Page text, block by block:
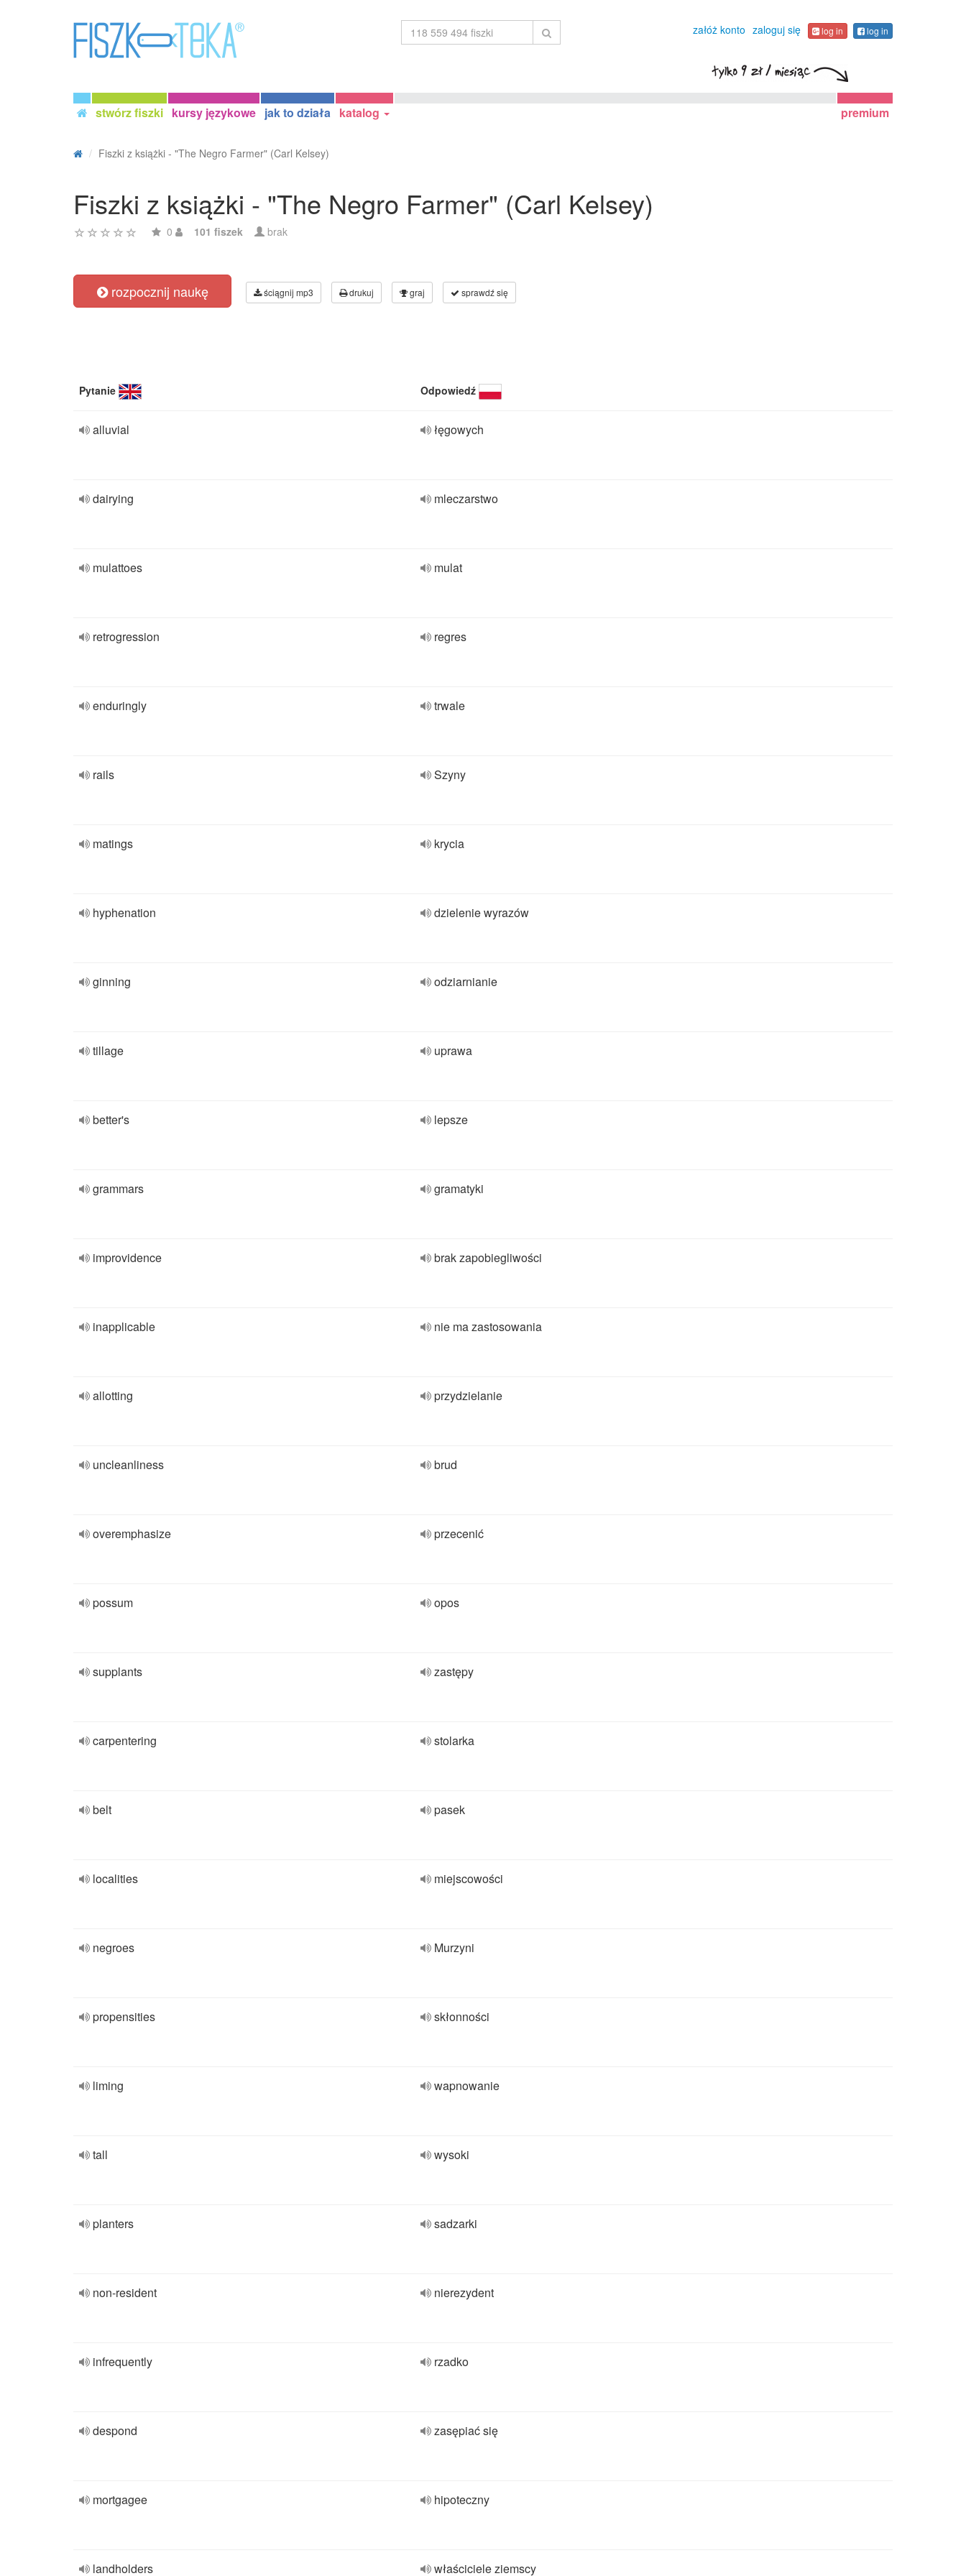
załóż konto zaloguj się log in log in
stwórz fiszki kursy językowe jak to działa katalog premium
Fiszki z książki - "The Negro Farmer" (Carl Kelsey)
Fiszki z książki - "The Negro Farmer" (Carl Kelsey)
0 101 fiszek brak
rozpocznij naukę ściągnij mp3 drukuj graj sprawdź się
Pytanie Odpowiedź
alluvial łęgowych
dairying mleczarstwo
mulattoes mulat
retrogression regres
enduringly trwale
rails Szyny
matings krycia
hyphenation dzielenie wyrazów
ginning odziarnianie
tillage uprawa
better's lepsze
grammars gramatyki
improvidence brak zapobiegliwości
inapplicable nie ma zastosowania
allotting przydzielanie
uncleanliness brud
overemphasize przecenić
possum opos
supplants zastępy
carpentering stolarka
belt pasek
localities miejscowości
negroes Murzyni
propensities skłonności
liming wapnowanie
tall wysoki
planters sadzarki
non-resident nierezydent
infrequently rzadko
despond zasępiać się
mortgagee hipoteczny
landholders właściciele ziemscy